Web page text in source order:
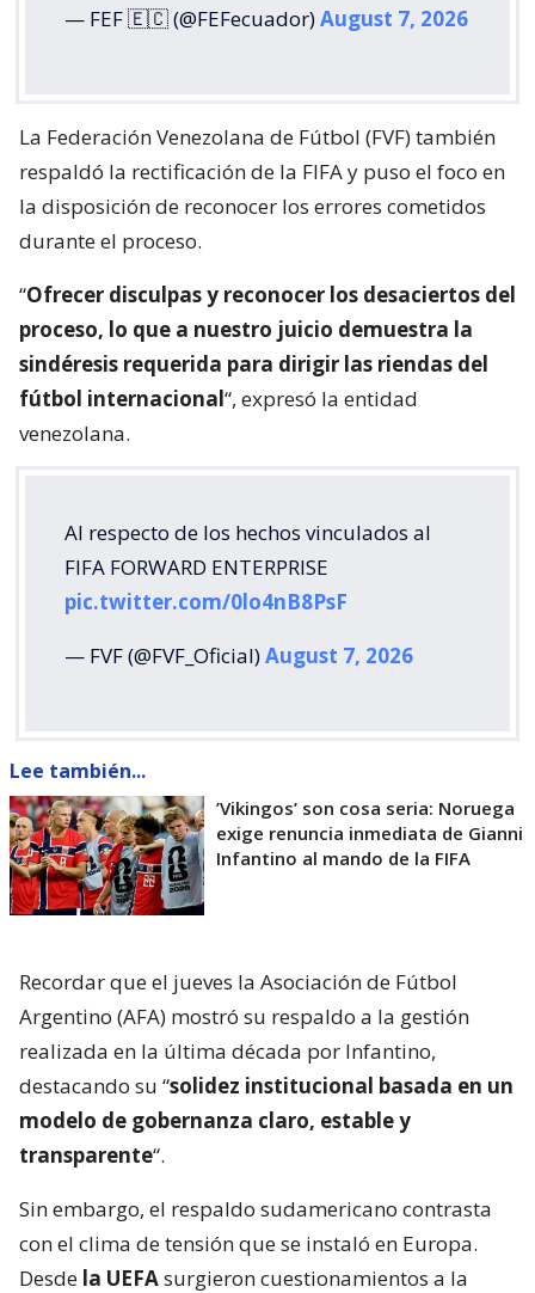
— FEF 🇪🇨 (@FEFecuador)August 7, 2026
La Federación Venezolana de Fútbol (FVF) también
respaldó la rectificación de la FIFA y puso el foco en
la disposición de reconocer los errores cometidos
durante el proceso.
“Ofrecer disculpas y reconocer los desaciertos del
proceso, lo que a nuestro juicio demuestra la
sindéresis requerida para dirigir las riendas del
fútbol internacional“, expresó la entidad
venezolana.
Al respecto de los hechos vinculados al
FIFA FORWARD ENTERPRISE
pic.twitter.com/0lo4nB8PsF
— FVF (@FVF_Oficial)August 7, 2026
Lee también...
’Vikingos’ son cosa seria: Noruega
exige renuncia inmediata de Gianni
Infantino al mando de la FIFA
Recordar que el jueves la Asociación de Fútbol
Argentino (AFA) mostró su respaldo a la gestión
realizada en la última década por Infantino,
destacando su “solidez institucional basada en un
modelo de gobernanza claro, estable y
transparente“.
Sin embargo, el respaldo sudamericano contrasta
con el clima de tensión que se instaló en Europa.
Desde la UEFAsurgieron cuestionamientos a la